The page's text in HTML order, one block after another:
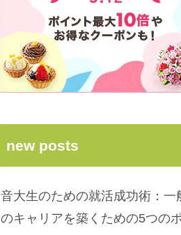
new posts
音大生のための就活成功術：一
のキャリアを築くための5つの